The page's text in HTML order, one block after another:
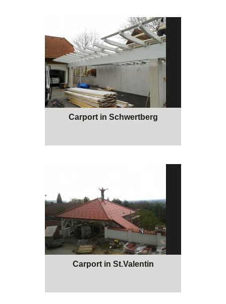
Carport in Schwertberg
Carport in St.Valentin